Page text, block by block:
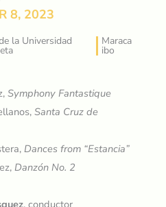
8, 2023
la Universidad Maraca
ibo
Symphony Fantastique
Santa Cruz de
Dances from “Estancia”
Danzón No. 2
, conductor